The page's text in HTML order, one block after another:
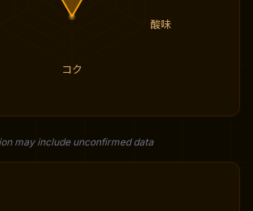
酸味
コク
may include unconfirmed data